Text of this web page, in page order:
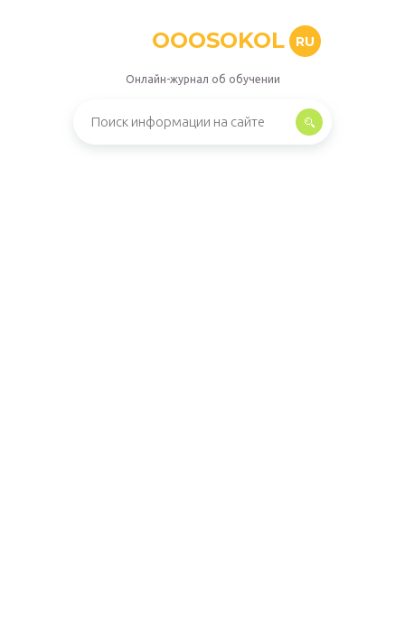
OOOSOKOL RU
Онлайн-журнал об обучении